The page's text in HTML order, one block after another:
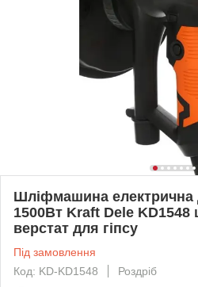
Шліфмашина електрична
1500Вт Kraft Dele
верстат для гіпсу
Під замовлення
Код: KD-KD1548
Роздріб